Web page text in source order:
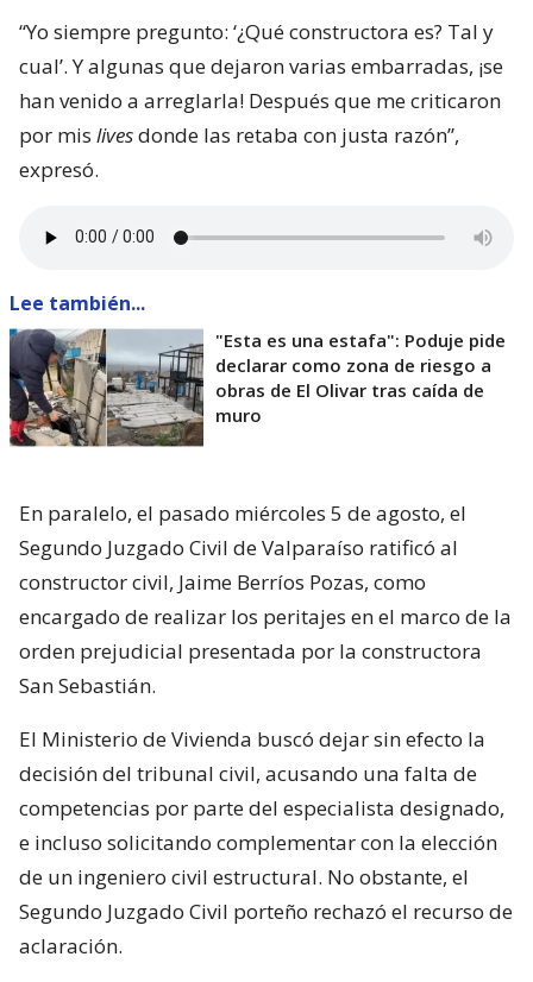
“Yo siempre pregunto: ‘¿Qué constructora es? Tal y
cual’. Y algunas que dejaron varias embarradas, ¡se
han venido a arreglarla! Después que me criticaron
por mis livesdonde las retaba con justa razón”,
expresó.
Lee también...
"Esta es una estafa": Poduje pide
declarar como zona de riesgo a
obras de El Olivar tras caída de
muro
En paralelo, el pasado miércoles 5 de agosto, el
Segundo Juzgado Civil de Valparaíso ratificó al
constructor civil, Jaime Berríos Pozas, como
encargado de realizar los peritajes en el marco de la
orden prejudicial presentada por la constructora
San Sebastián.
El Ministerio de Vivienda buscó dejar sin efecto la
decisión del tribunal civil, acusando una falta de
competencias por parte del especialista designado,
e incluso solicitando complementar con la elección
de un ingeniero civil estructural. No obstante, el
Segundo Juzgado Civil porteño rechazó el recurso de
aclaración.